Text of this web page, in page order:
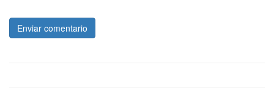
Enviar comentario